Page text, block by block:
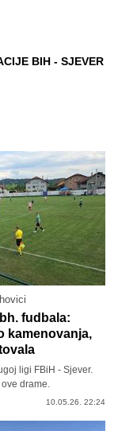
BIH - SJEVER
fudbala:
kamenovanja,
ligi FBiH - Sjever.
drame.
10.05.26. 22:24